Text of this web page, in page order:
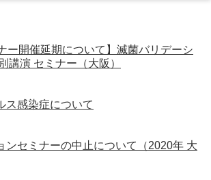
ー開催延期について】滅菌バリデーシ
講演 セミナー（大阪）
ス感染症について
ンセミナーの中止について（2020年 大